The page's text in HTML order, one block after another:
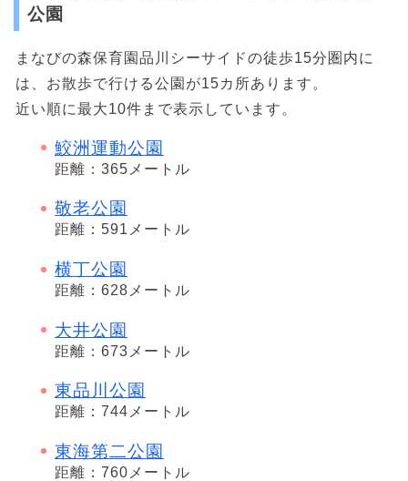
公園
まなびの森保育園品川シーサイドの徒歩15分圏内に
は、お散歩で行ける公園が15カ所あります。
近い順に最大10件まで表示しています。
鮫洲運動公園
距離：365メートル
敬老公園
距離：591メートル
横丁公園
距離：628メートル
大井公園
距離：673メートル
東品川公園
距離：744メートル
東海第二公園
距離：760メートル